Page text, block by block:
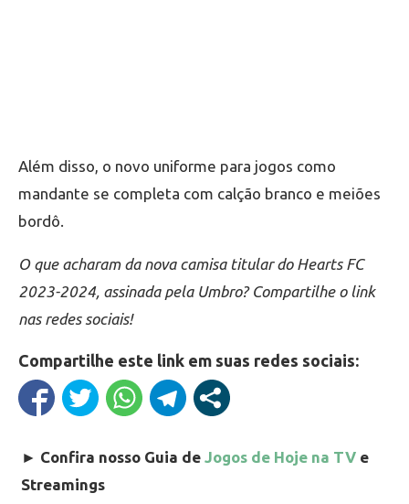
Além disso, o novo uniforme para jogos como
mandante se completa com calção branco e meiões
bordô.
O que acharam da nova camisa titular do Hearts FC
2023-2024, assinada pela Umbro? Compartilhe o link
nas redes sociais!
Compartilhe este link em suas redes sociais:
► Confira nosso Guia de Jogos de Hoje na TV e
Streamings